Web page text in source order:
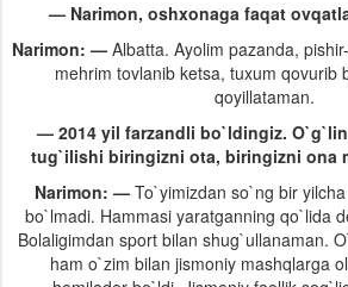
— Narimon, oshxonaga faqat
Narimon: — Albatta. Ayolim pazanda,
mehrim tovlanib ketsa, tuxum qovurib
qoyillataman.
— 2014 yil farzandli bo`ldingiz.
tug`ilishi biringizni ota, biringizni ona
Narimon: — To`yimizdan so`ng bir
bo`lmadi. Hammasi yaratganning qo`lida
Bolaligimdan sport bilan shug`ullanaman.
ham o`zim bilan jismoniy mashqlarga